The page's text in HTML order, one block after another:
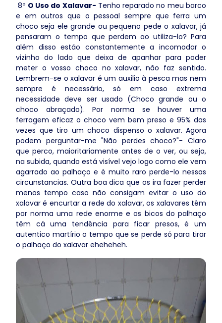
8º O Uso do Xalavar- Tenho reparado no meu barco
e em outros que o pessoal sempre que ferra um
choco seja ele grande ou pequeno pede o xalavar, já
pensaram o tempo que perdem ao utiliza-lo? Para
além disso estão constantemente a incomodar o
vizinho do lado que deixa de apanhar para poder
meter o vosso choco no xalavar, não faz sentido.
Lembrem-se o xalavar é um auxilio à pesca mas nem
sempre é necessário, só em caso extrema
necessidade deve ser usado (Choco grande ou o
choco abraçado). Por norma se houver uma
ferragem eficaz o choco vem bem preso e 95% das
vezes que tiro um choco dispenso o xalavar. Agora
podem perguntar-me "Não perdes choco?"- Claro
que perco, maioritariamente antes de o ver, ou seja,
na subida, quando está visível vejo logo como ele vem
agarrado ao palhaço e é muito raro perde-lo nessas
circunstancias. Outra boa dica que os ira fazer perder
menos tempo caso não consigam evitar o uso do
xalavar é encurtar a rede do xalavar, os xalavares têm
por norma uma rede enorme e os bicos do palhaço
têm cá uma tendência para ficar presos, é um
autentico martírio o tempo que se perde só para tirar
o palhaço do xalavar eheheheh.